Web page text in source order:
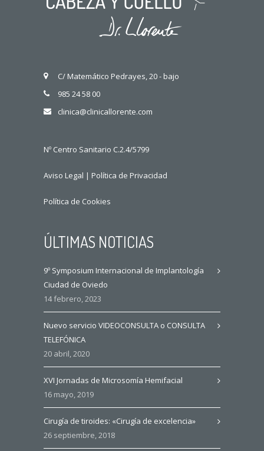
C/ Matemático Pedrayes, 20 - bajo
985 24 58 00
clinica@clinicallorente.com
Nº Centro Sanitario C.2.4/5799
Aviso Legal | Política de Privacidad
Política de Cookies
ÚLTIMAS NOTICIAS
9º Symposium Internacional de Implantología
Ciudad de Oviedo
14 febrero, 2023
Nuevo servicio VIDEOCONSULTA o CONSULTA
TELEFÓNICA
20 abril, 2020
XVI Jornadas de Microsomía Hemifacial
16 mayo, 2019
Cirugía de tiroides: «Cirugía de excelencia»
26 septiembre, 2018